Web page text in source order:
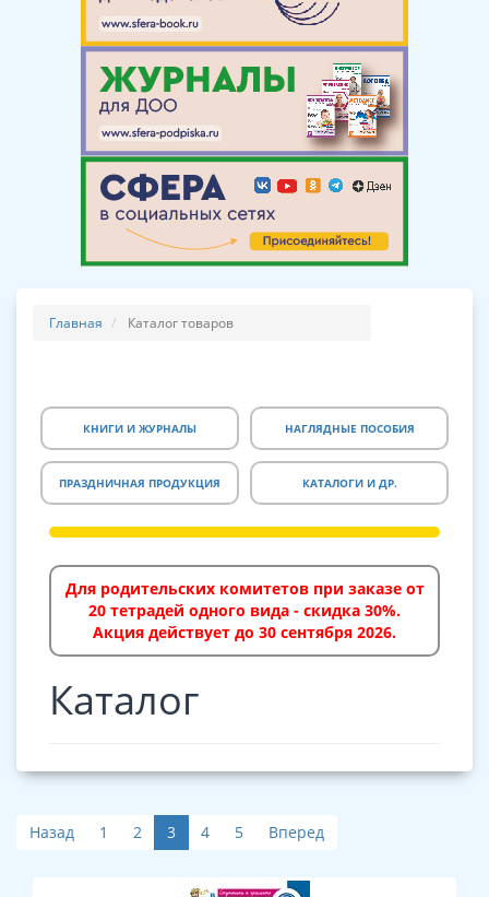
Главная Каталог товаров
КНИГИ И ЖУРНАЛЫ НАГЛЯДНЫЕ ПОСОБИЯ
ПРАЗДНИЧНАЯ ПРОДУКЦИЯ КАТАЛОГИ И ДР.
Для родительских комитетов при заказе от
20 тетрадей одного вида - скидка 30%.
Акция действует до 30 сентября 2026.
Каталог
Назад 1 2 3 4 5 Вперед